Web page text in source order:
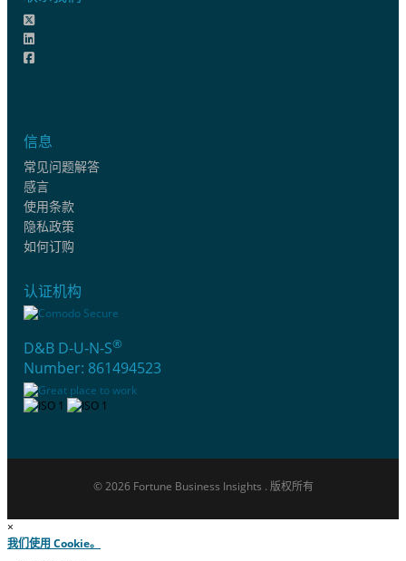
信息
常见问题解答
感言
使用条款
隐私政策
如何订购
认证机构
D&B D-U-N-S®
Number: 861494523
© 2026 Fortune Business Insights . 版权所有
×
我们使用 Cookie。